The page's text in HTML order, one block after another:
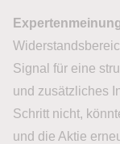
Signal für eine
und zusätzliches
Schritt nicht,
und die Aktie